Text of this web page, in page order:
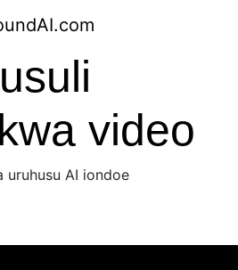
video
uruhusu AI iondoe